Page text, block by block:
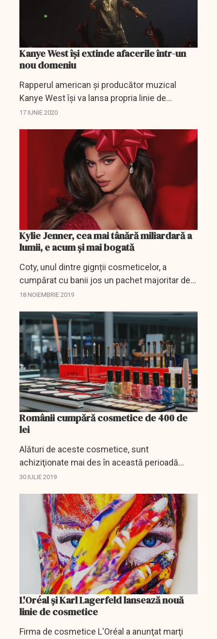
Kanye West își extinde afacerile într-un
nou domeniu
Rapperul american şi producător muzical
Kanye West îşi va lansa propria linie de
cosmetice bazată pe produse de îngrijire a
17 IUNIE 2020
Kylie Jenner, cea mai tânără miliardară a
lumii, e acum și mai bogată
Coty, unul dintre gignții cosmeticelor, a
cumpărat cu banii jos un pachet majoritar de
acțiuni în valoare de 600 de milioane de dolari
clanului...
18 NOIEMBRIE 2019
Românii cumpără cosmetice de 400 de
lei
Alături de aceste cosmetice, sunt
achiziţionate mai des în această perioadă
produsele din categoria igienă orală, cele de
30 IULIE 2019
L'Oréal și Karl Lagerfeld lansează nouă
linie de cosmetice
Firma de cosmetice L'Oréal a anunţat marţi